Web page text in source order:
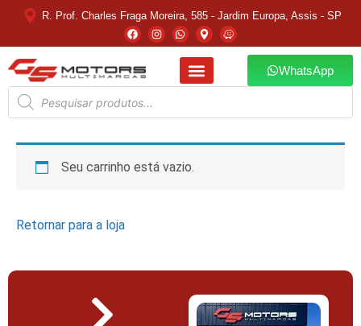
R. Prof. Charles Fraga Moreira, 585 - Jardim Europa, Assis - SP
WhatsApp
Seu carrinho está vazio.
Retornar para a loja